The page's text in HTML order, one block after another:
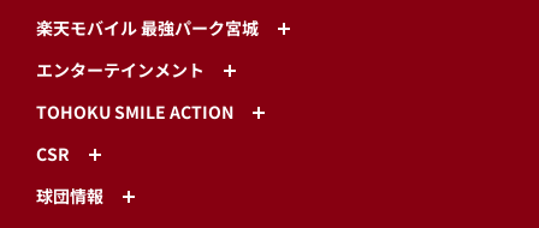
楽天モバイル 最強パーク宮城
エンターテインメント
TOHOKU SMILE ACTION
CSR
球団情報